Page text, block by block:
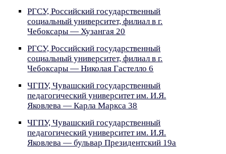
РГСУ, Российский государственный
социальный университет, филиал в г.
Чебоксары — Хузангая 20
РГСУ, Российский государственный
социальный университет, филиал в г.
Чебоксары — Николая Гастелло 6
ЧГПУ, Чувашский государственный
педагогический университет им. И.Я.
Яковлева — Карла Маркса 38
ЧГПУ, Чувашский государственный
педагогический университет им. И.Я.
Яковлева — бульвар Президентский 19а